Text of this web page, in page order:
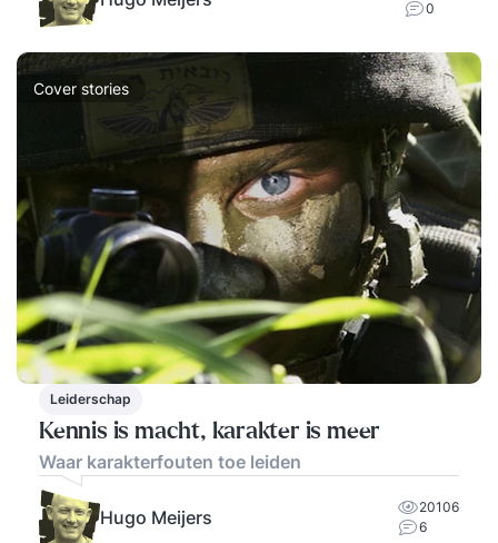
0
Cover stories
Leiderschap
Kennis is macht, karakter is meer
Waar karakterfouten toe leiden
Hugo Meijers
20106
6